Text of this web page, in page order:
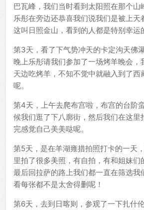
巴瓦峰，我们当时看到太阳照在那个山
乐彤在旁边还恭喜我们说我们是被上天
这叫日照金山，看到的人都是特别幸运
第3天，看了下气势冲天的卡定沟天佛
晚上乐彤请我们参加了一场烤羊晚会，
天边吃烤羊，不知不觉中就融入到了西
呢。
第4天，上午去爬布宫啦，布宫的台阶
候我们逛了下八廓街，然后我们在这里
完感觉自己美美哒呢。
第5天，是在羊湖雍措拍照打卡的一天
里拍了很多美照，有自拍，有和姐妹们
最后回拉萨的路上我们都一直在筛选我
看每张都不是太舍得删呢！
第6天，去到日喀则，参观了一下扎什